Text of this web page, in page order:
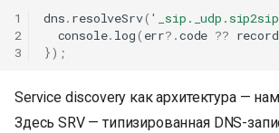
1
2
3
dns. resolveSrv(
console. log( err? .code ??
});
Service discovery как архитектура —
Здесь SRV — типизированная DNS-